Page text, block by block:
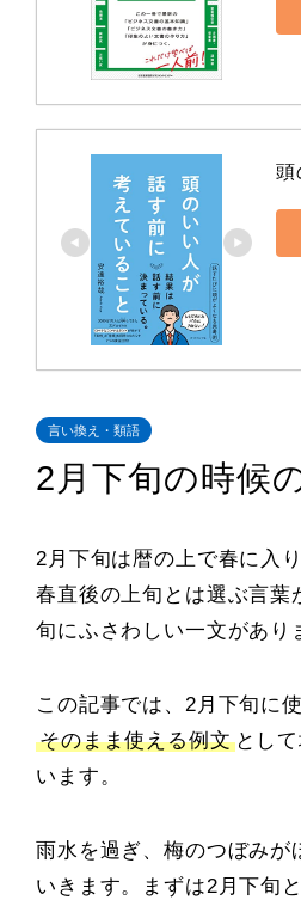
頭
言い換え・類語
2月下旬の時候
2月下旬は暦の上で春に入
春直後の上旬とは選ぶ言
旬にふさわしい一文があり
この記事では、2月下旬に
そのまま使える例文とし
います。
雨水を過ぎ、梅のつぼみ
いきます。まずは2月下旬